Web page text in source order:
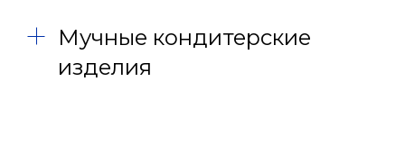
Мучные кондитерские
изделия